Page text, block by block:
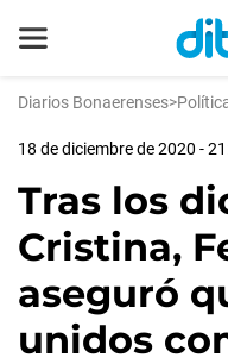
Diarios Bonaerenses>
18 de diciembre de 2020 -
Tras los
Cristina,
aseguró
unidos